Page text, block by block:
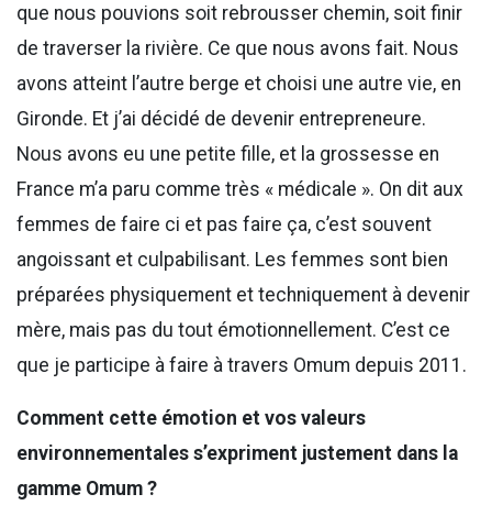
que nous pouvions soit rebrousser chemin, soit finir
de traverser la rivière. Ce que nous avons fait. Nous
avons atteint l’autre berge et choisi une autre vie, en
Gironde. Et j’ai décidé de devenir entrepreneure.
Nous avons eu une petite fille, et la grossesse en
France m’a paru comme très « médicale ». On dit aux
femmes de faire ci et pas faire ça, c’est souvent
angoissant et culpabilisant. Les femmes sont bien
préparées physiquement et techniquement à devenir
mère, mais pas du tout émotionnellement. C’est ce
que je participe à faire à travers Omum depuis 2011.
Comment cette émotion et vos valeurs
environnementales s’expriment justement dans la
gamme Omum ?